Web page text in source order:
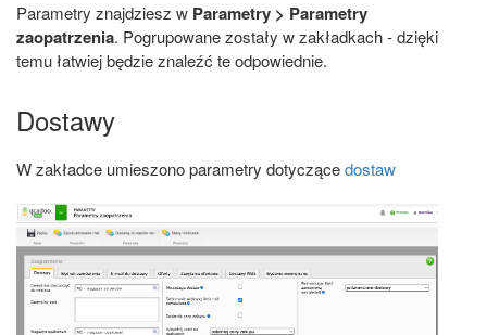
Parametry znajdziesz w Parametry > Parametry
zaopatrzenia. Pogrupowane zostały w zakładkach - dzięki
temu łatwiej będzie znaleźć te odpowiednie.
Dostawy
W zakładce umieszono parametry dotyczącedostaw